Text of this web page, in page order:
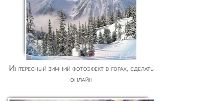
Интересный зимний фотоэфект в горах, сделать
онлайн